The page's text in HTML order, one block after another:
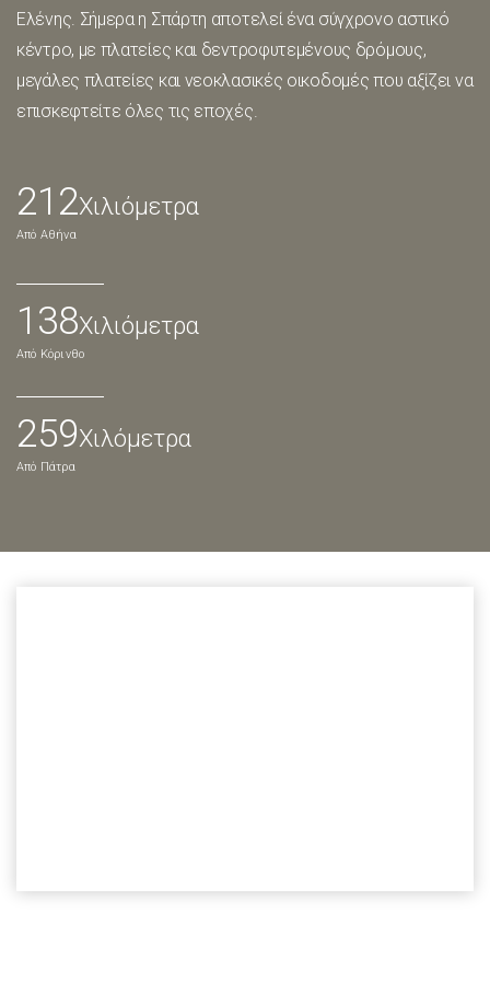
Ελένης. Σήμερα η Σπάρτη αποτελεί ένα σύγχρονο αστικό
κέντρο, με πλατείες και δεντροφυτεμένους δρόμους,
μεγάλες πλατείες και νεοκλασικές οικοδομές που αξίζει να
επισκεφτείτε όλες τις εποχές.
212Χιλιόμετρα
Από Αθήνα
138Χιλιόμετρα
Από Κόρινθο
259Χιλόμετρα
Από Πάτρα